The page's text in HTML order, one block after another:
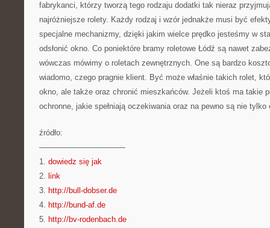
fabrykanci, którzy tworzą tego rodzaju dodatki tak nieraz
najróżniejsze rolety. Każdy rodzaj i wzór jednakże musi być
specjalne mechanizmy, dzięki jakim wielce prędko jesteśmy w
odsłonić okno. Co poniektóre bramy roletowe Łódź są nawet
wówczas mówimy o roletach zewnętrznych. One są bardzo
wiadomo, czego pragnie klient. Być może właśnie takich rolet,
okno, ale także oraz chronić mieszkańców. Jeżeli ktoś ma takie
ochronne, jakie spełniają oczekiwania oraz na pewno są nie tylko
źródło:
———————————
1. dowiedz się jak
2. link
3. http://bull-dobser.de
4. http://bund-af.de
5. http://bv-rodenbach.de